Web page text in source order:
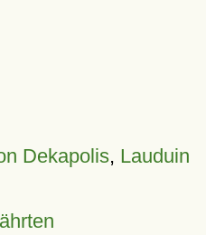
Dekapolis, Lauduin